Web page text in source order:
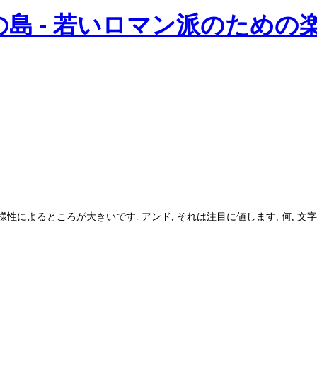
- 若いロマン派のための
によるところが大きいです. アンド, それは注目に値します, 何, 文